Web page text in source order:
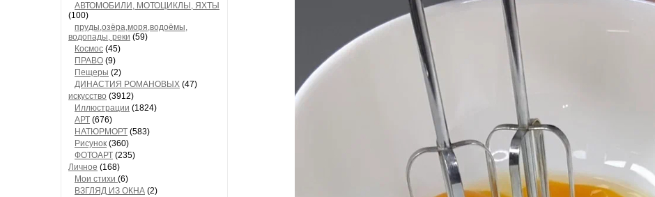
АВТОМОБИЛИ, МОТОЦИКЛЫ, ЯХТЫ
(100)
пруды,озёра,моря,водоёмы,
водопады, реки (59)
Космос (45)
ПРАВО (9)
Пещеры (2)
ДИНАСТИЯ РОМАНОВЫХ (47)
искусство (3912)
Иллюстрации (1824)
АРТ (676)
НАТЮРМОРТ (583)
Рисунок (360)
ФОТОАРТ (235)
Личное (168)
Мои стихи (6)
ВЗГЛЯД ИЗ ОКНА (2)